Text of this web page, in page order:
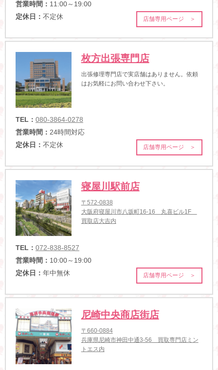
営業時間： 11:00～19:00
定休日： 不定休 店舗専用ページ ＞
枚方出張専門店
出張修理専門店で実店舗はありません。依頼
はお気軽にお問い合わせ下さい。
TEL： 080-3864-0278
営業時間： 24時間対応
定休日： 不定休 店舗専用ページ ＞
寝屋川駅前店
〒572-0838
大阪府寝屋川市八坂町16-16 丸喜ビル1F
買取店大吉内
TEL： 072-838-8527
営業時間： 10:00～19:00
定休日： 年中無休 店舗専用ページ ＞
尼崎中央商店街店
〒660-0884
兵庫県尼崎市神田中通3-56 買取専門店ミン
トエス内